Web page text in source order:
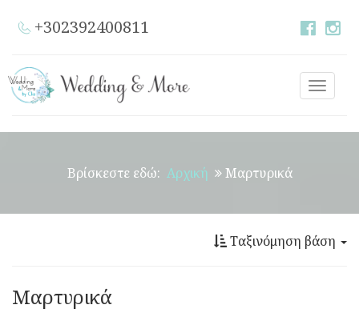
+302392400811
Toggle
Βρίσκεστε εδώ: Αρχική Μαρτυρικά
Ταξινόμηση βάση
Μαρτυρικά